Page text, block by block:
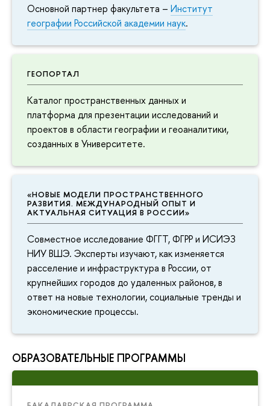
Основной партнер факультета – Институт
географии Российской академии наук.
ГЕОПОРТАЛ
Каталог пространственных данных и
платформа для презентации исследований и
проектов в области географии и геоаналитики,
созданных в Университете.
«НОВЫЕ МОДЕЛИ ПРОСТРАНСТВЕННОГО
РАЗВИТИЯ. МЕЖДУНАРОДНЫЙ ОПЫТ И
АКТУАЛЬНАЯ СИТУАЦИЯ В РОССИИ»
Совместное исследование ФГГТ, ФГРР и ИСИЭЗ
НИУ ВШЭ. Эксперты изучают, как изменяется
расселение и инфраструктура в России, от
крупнейших городов до удаленных районов, в
ответ на новые технологии, социальные тренды и
экономические процессы.
ОБРАЗОВАТЕЛЬНЫЕ ПРОГРАММЫ